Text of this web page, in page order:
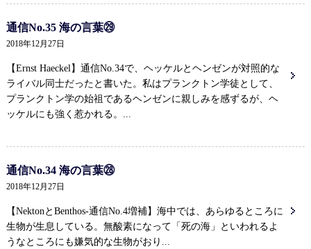
通信No.35 海の言葉㉙
2018年12月27日
【Ernst Haeckel】通信No.34で、ヘッケルとヘンゼンが対照的な
ライバル同士だったと書いた。私はプランクトン学徒として、
プランクトン学の始祖であるヘンゼンに親しみを感ずるが、ヘ
ッケルにも強く惹かれる。...
通信No.34 海の言葉㉘
2018年12月27日
【NektonとBenthos‐通信No.4増補】海中では、あらゆるところに
生物が生息している。無酸素になって「死の海」といわれるよ
うなところにも嫌気的な生物がおり...